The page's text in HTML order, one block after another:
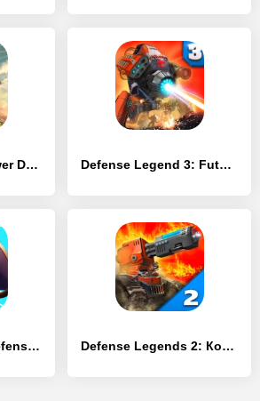
Ancient Planet Tower Defense Defense Legend 3: Future War
Wild Sky: Tower Defense TD Defense Legends 2: Командир башня обороны